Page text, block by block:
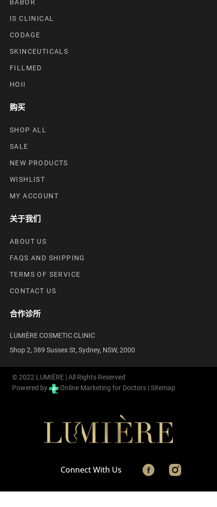
BABOR
IS CLINICAL
CODAGE
SKINCEUTICALS
FILLMED
HOII
购买
SHOP ALL
SALE
NEW PRODUCTS
WISHLIST
MY ACCOUNT
关于我们
ABOUT US
FAQS AND SHIPPING
TERMS OF SERVICE
CONTACT US
合作诊所
LUMIÈRE COSMETIC CLINIC
Shop 2, 389 Sussex St, Sydney, NSW, 2000
© 2022 LUMIÈRE | All Rights Reserved
Powered by
Online Marketing for Doctors |Sitemap
Connect With Us